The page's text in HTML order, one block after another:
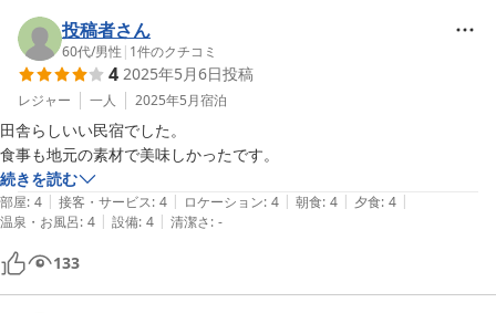
投稿者さん
60代/男性 | 1件のクチコミ
4 2025年5月6日投稿
レジャー 一人 2025年5月宿泊
田舎らしいい民宿でした。
食事も地元の素材で美味しかったです。
続きを読む
部屋: 4 | 接客・サービス: 4 | ロケーション: 4 | 朝食: 4 | 夕食: 4 |
温泉・お風呂: 4 | 設備: 4 | 清潔さ: -
133